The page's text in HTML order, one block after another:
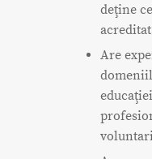
deţine
Are